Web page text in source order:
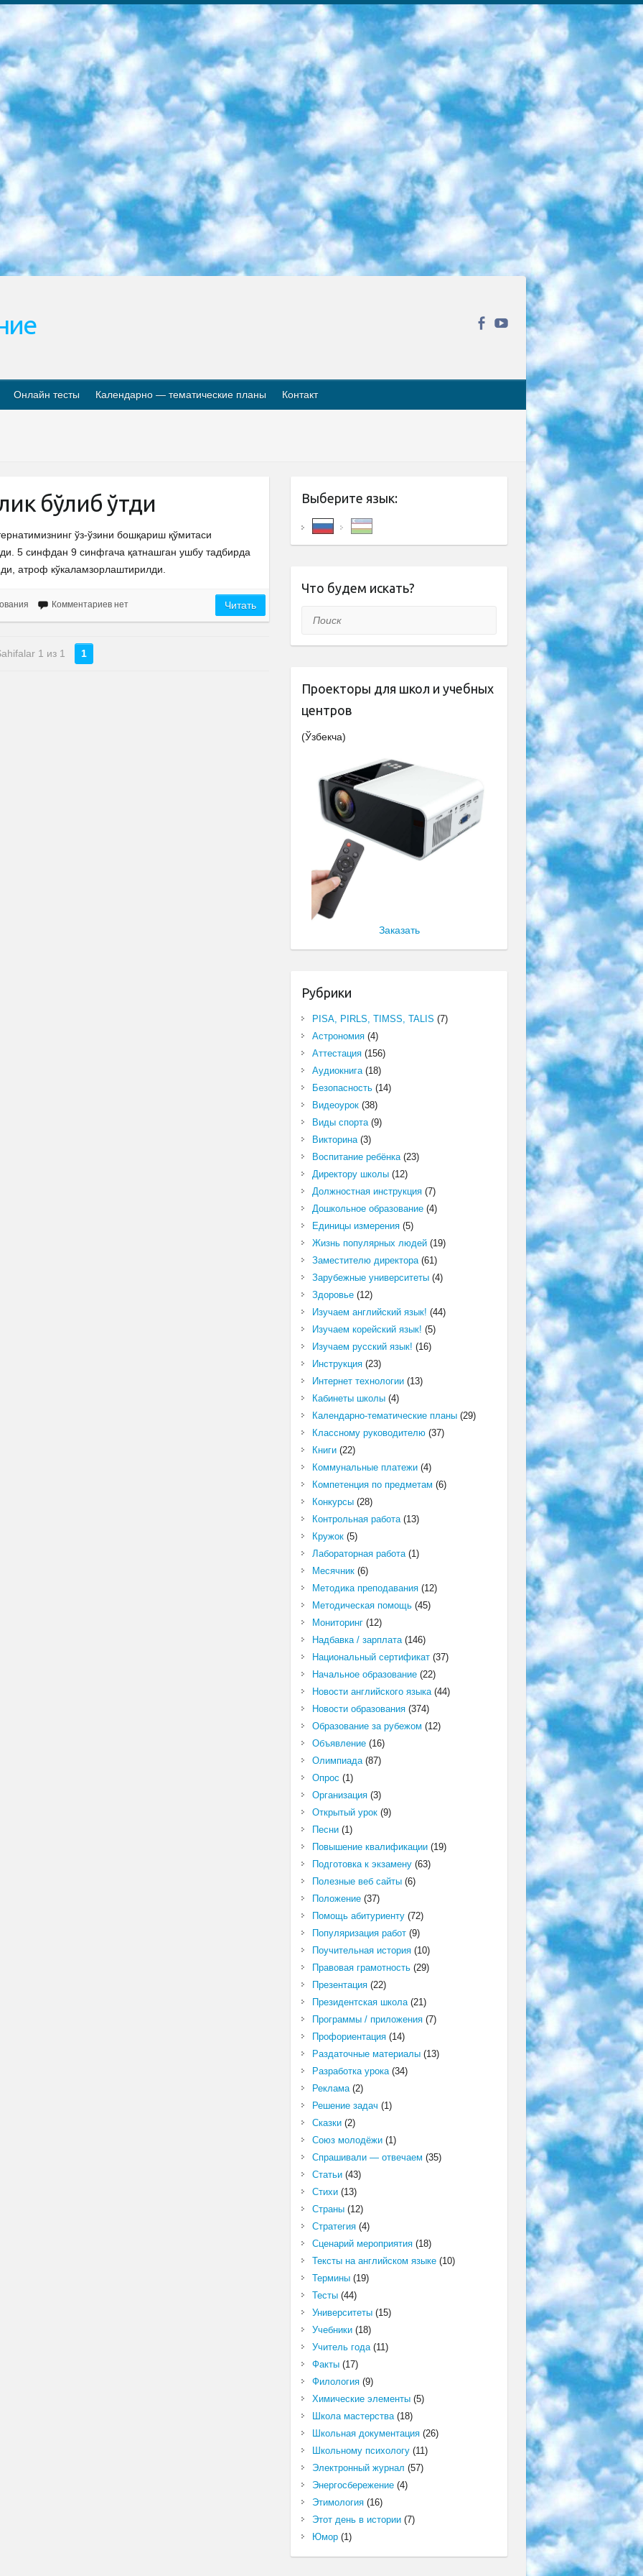
экзамен ориентирован на творческое и логическое мышление при подготовке базы материалов учитывать введение заданий. 5. Следует отметить, что: сертификат государственного образца о знании общеобразовательного предмета и как минимум национальный уровень B1 по предметам на иностранных языках, указанным в Приложении 2. или международно признанный сертификат эквивалентного уровня студенты, изучающие определенный предмет, освобождаются от экзамена; по соответствующим предметам запланирована итоговая государственная аттестация за день до дня, путем жеребьевки Рабочей группой (в письменной форме по предметам, проводимым в форме) из числа сформированных вариантов выбрано 2 варианта; 2 выбранных варианта экзамена анонсированы на официальном сайте министерства и все выпускники по всей стране на основе этих вариантов проводит итоговую государственную аттестацию. 6. Государственное образование учащихся средних общеобразовательных учреждений. знания в соответствии с квалификационными требованиями, которые необходимо приобрести на основании стандартов итоговый (выпускной) контроль для 9 и 11 классов в целях тестирования Экзамены (далее – экзамены) состоят из предметов, перечисленных в приложении 1. будет сделано. 7. Экзамены пройдут с 26 мая по 15 июня 2024 г. (кроме науки физического воспитания). 8. Физическая для учащихся 9 классов общесредних образовательных учреждений. Экзамены по предмету «Образование, квалификация медицина» 1-6 мая 2024 года. сотрудники перевести под присмотр (с отклонениями в физическом или умственном развитии) специализированная школа для детей, школы-интернаты и со сколиозом школы-интернаты санаторного типа для больных детей исключены). 9. Он был слепым, слабовидящим и имел нарушения опорно-двигательного аппарата. экзамены в специализированных школах и интернатах для детей должны проводиться исходя из требований, предъявляемых к общеобразовательным учреждениям (физкультура кроме науки). 10. Специализированная школа для глухих и слабослышащих детей. и экзамены в интернатах и быть реализован в виде письменного теста по математике. 11. Специальность для умственно отсталых детей. Для 9 класса Родной язык и литературное письмо Государственный язык (язык обучения – узбекский). для неклассов) написано Математическое письмо Письменная/устная история Узбекистана Физическое воспитание практично Итоговый контроль Для 11 класса Написание родного языка и литературы (эссе) Математическое письмо Узбекский язык (обучение на узбекском языке) не посещающее общее среднее образование для учреждений)/Образовательное учреждение выбор письменный и устный Иностранный язык письменный/устный Письменная/устная история Узбекистана *По выбору студента:  Химия  Физика  Основы государственного права  География 10 бесплатных образовательных ресурсов - Мы составили подборку онлайн-проектов с интерактивными упражнениями, видеолекциями и статьями. Они помогут вам обрести новые и освежить старые знания бесплатно. 1. «ИНТУИТ» Старейшая образовательная площадка Рунета. Здесь вы найдёте сотни текстовых и видеокурсов на десятки различных тем — от программирования до психологии. Многие курсы подготовлены российскими университетами и крупными международными компаниями вроде Intel и Microsoft. Самостоятельное обучение бесплатное, но желающие могут оплатить услуги персональных наставников. 2. «Смартия» знакомит с актуальными профессиями и подсказывает, как им обучаться. Выбрав заинтересовавшую вас специальность — SMM-специалист, фотограф, веб-дизайнер или другую, — увидите список необходимых для неё умений. Чтобы вы могли освоить их самостоятельно, для каждого умения площадка отображает подборку ссылок на учебные материалы. Хотя «Смартия» ориентируется на русскоязычную аудиторию, часть контента всё же доступна только на английском. 3. «Лекторий Физтеха» Проект Московского физико-технического института (Физтеха). С его помощью вы можете смотреть онлайн серии лекций, записанные на видео в этом вузе. В числе доступных предметов — физика, биология, химия, информационные технологии и другие. К некоторым лекциям администрация ресурса прилагает готовые конспекты, которые можно скачивать в PDF-формате. 4. ITMOcourses Онлайн-площадка Санкт-Петербургского национального исследовательского университета информационных технологий, механики и оптики (ИТМО). Ресурс предоставляет свободный доступ к курсам, разработанным в этом вузе. Каталог материалов разбит на четыре категории: «Оптические системы и технологии», «Приборостроение и робототехника», «Информационные технологии» и «Биотехнологии». Курсы состоят из видеолекций, интерактивных демонстраций и заданий. 5. «КиберЛенинка» Электронная научная библиотека открытого доступа. Каталог площадки регулярно обрастает текстами статей из различных научных изданий. Сгруппированные по журналам и рубрикам публикации можно читать онлайн или скачивать целиком в PDF-формате. Проект нацелен на популяризацию науки за счёт открытого доступа к качественной информации. 6. «ПостНаука» На этом ресурсе публикуют подборки видеолекций, составленные экспертами из разных отраслей и объединённые общими темами. Среди них, к примеру, есть серии «Биоинформатика и геномика», «Культура средневековой Скандинавии» и Cinema Studies о теории кино. Каждая подборка лекций — логически связанная история, рассказанная экспертом от первого лица. Кроме того, на сайте появляются научно-образовательные статьи и тесты на разные темы. 7. «Newочём» Команда проекта «Newочём» отбирает самые интересные тексты из англоязычных СМИ и переводит те из них, за которые голосуют участники сообщества «ВКонтакте». По большей части это научно-популярные статьи. Редакторы придумывают лишь заголовки, в остальном содержание переводов соответствует оригиналам. Полные тексты можно читать прямо в социальной сети. 8. InternetUrok Онлайн-база материалов по основным дисциплинам школьной программы. Информация на сайте структурирована по классам, предметам и темам (урокам). Каждый урок состоит из видеолекций и конспектов. Есть также интерактивные тренажёры и тесты для закрепления пройденного материала. Даже если вы давно окончили школу, возможность повторить программу старших классов всегда может пригодиться. 9. Edutainme Ещё один ресурс об образовании. В отличие от Newtonew, как мне кажется, Edutainme больше ориентируется на представителей индустрии: педагогов, предпринимателей, разработчиков образовательных проектов. Но и любой, кто просто стремится к саморазвитию, найдёт на сайте много полезного и интересного для себя. Например, информацию о новых курсах и образовательных сервисах. 10. Newtonew Онлайн-медиа об образовании и обучении в широком смысле. Авторы Newtonew пишут об инструментах, заведениях, тактиках и стратегиях, которые помогают учить других и получать новые знания самостоятельно. На этой площадке вы найдёте новости, обзоры, аналитические мат
Онлайн тесты Календарно — тематические планы Контакт
бўлиб ўтди
ўз-ўзини бошқариш қўмитаси
5 синфдан 9 синфгача қатнашган ушбу тадбирда
атроф кўкаламзорлаштирилди.
Комментариев нет Читать
1 из 1 1
Выберите язык:
Что будем искать?
Поиск
Проекторы для школ и учебных
центров
(Ўзбекча)
Заказать
Рубрики
PISA, PIRLS, TIMSS, TALIS (7)
Астрономия(4)
Аттестация(156)
Аудиокнига(18)
Безопасность(14)
Видеоурок(38)
Виды спорта(9)
Викторина(3)
Воспитание ребёнка(23)
Директору школы(12)
Должностная инструкция(7)
Дошкольное образование(4)
Единицы измерения(5)
Жизнь популярных людей(19)
Заместителю директора(61)
Зарубежные университеты(4)
Здоровье(12)
Изучаем английский язык! (44)
Изучаем корейский язык! (5)
Изучаем русский язык! (16)
Инструкция(23)
Интернет технологии(13)
Кабинеты школы(4)
Календарно-тематические планы(29)
Классному руководителю(37)
Книги(22)
Коммунальные платежи(4)
Компетенция по предметам (6)
Конкурсы(28)
Контрольная работа(13)
Кружок(5)
Лабораторная работа(1)
Месячник(6)
Методика преподавания(12)
Методическая помощь(45)
Мониторинг(12)
Надбавка / зарплата(146)
Национальный сертификат(37)
Начальное образование(22)
Новости английского языка(44)
Новости образования(374)
Образование за рубежом (12)
Объявление(16)
Олимпиада(87)
Опрос (1)
Организация(3)
Открытый урок(9)
Песни(1)
Повышение квалификации(19)
Подготовка к экзамену(63)
Полезные веб сайты(6)
Положение(37)
Помощь абитуриенту(72)
Популяризация работ(9)
Поучительная история(10)
Правовая грамотность(29)
Презентация(22)
Президентская школа(21)
Программы / приложения(7)
Профориентация(14)
Раздаточные материалы(13)
Разработка урока(34)
Реклама(2)
Решение задач (1)
Сказки(2)
Союз молодёжи(1)
Спрашивали — отвечаем (35)
Статьи(43)
Стихи(13)
Страны(12)
Стратегия(4)
Сценарий мероприятия(18)
Тексты на английском языке(10)
Термины(19)
Тесты(44)
Университеты(15)
Учебники(18)
Учитель года(11)
Факты(17)
Филология(9)
Химические элементы(5)
Школа мастерства(18)
Школьная документация(26)
Школьному психологу(11)
Электронный журнал (57)
Энергосбережение(4)
Этимология(16)
Этот день в истории(7)
Юмор(1)